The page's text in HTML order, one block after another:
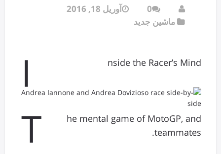
0
آوریل 18, 2016
ماشین جدید
I nside the Racer’s Mind
T
he mental game of MotoGP, and
teammates.